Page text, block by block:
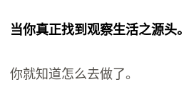
当你真正找到观察生活之源头。
你就知道怎么去做了。